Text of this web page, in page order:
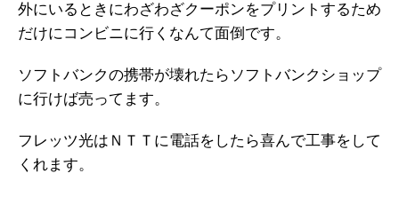
外にいるときにわざわざクーポンをプリントするため
だけにコンビニに行くなんて面倒です。
ソフトバンクの携帯が壊れたらソフトバンクショップ
に行けば売ってます。
フレッツ光はＮＴＴに電話をしたら喜んで工事をして
くれます。